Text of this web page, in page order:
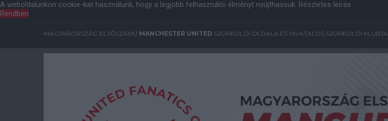
A weboldalunkon cookie-kat használunk, hogy a legjobb felhasználói élményt nyújthassuk. Részletes leírás
Rendben
MAGYARORSZÁG ELSŐSZÁMÚ MANCHESTER UNITED SZURKOLÓI OLDALA ÉS HIVATALOS SZURKOLÓI KLUBJA